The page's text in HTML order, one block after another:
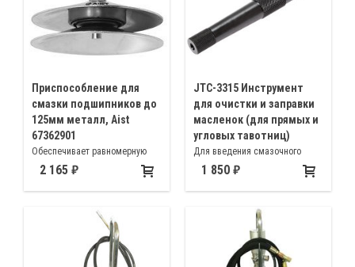
Приспособление для
смазки подшипников до
125мм металл, Aist
67362901
Обеспечивает равномерную
набивку подшипника
2 165
JTC-3315 Инструмент
для очистки и заправки
масленок (для прямых и
угловых тавотниц)
Для введения смазочного
материала в труднодоступные
1 850